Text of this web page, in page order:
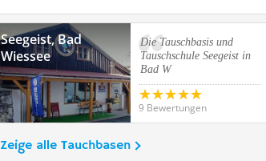
Seegeist, Bad
Wiessee
Die Tauschbasis und
Tauschschule Seegeist in
Bad W
9 Bewertungen
Zeige alle Tauchbasen